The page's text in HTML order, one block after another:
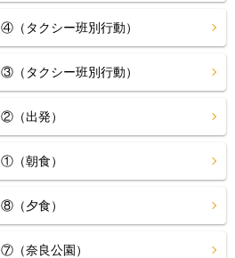
タクシー班別行動）
タクシー班別行動）
（出発）
（朝食）
（夕食）
奈良公園）